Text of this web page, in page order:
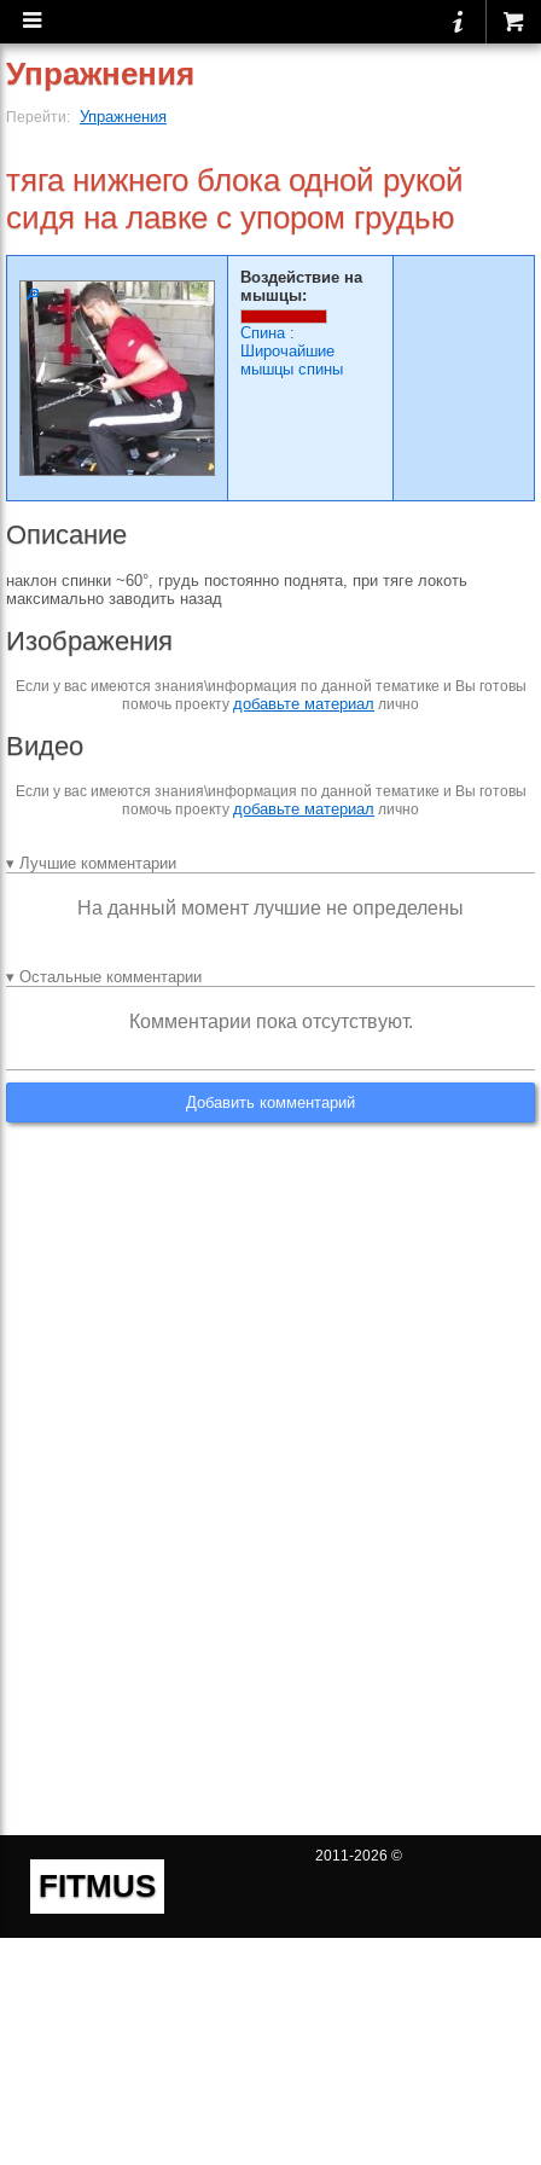
Упражнения
Перейти: Упражнения
тяга нижнего блока одной рукой
сидя на лавке с упором грудью
Воздействие на
мышцы:
Спина:
Широчайшие
мышцы спины
Описание
наклон спинки ~60°, грудь постоянно поднята, при тяге локоть
максимально заводить назад
Изображения
Если у вас имеются знания\информация по данной тематике и Вы готовы
помочь проекту добавьте материал лично
Видео
Если у вас имеются знания\информация по данной тематике и Вы готовы
помочь проекту добавьте материал лично
▾ Лучшие комментарии
На данный момент лучшие не определены
▾ Остальные комментарии
Комментарии пока отсутствуют.
Добавить комментарий
FITMUS
2011-2026 ©